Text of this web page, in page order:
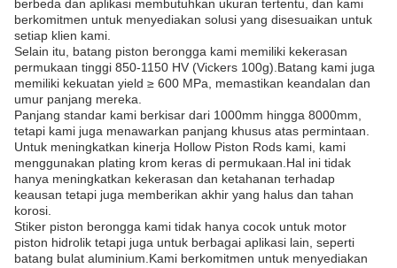
berbeda dan aplikasi membutuhkan ukuran tertentu, dan kami
berkomitmen untuk menyediakan solusi yang disesuaikan untuk
setiap klien kami.
Selain itu, batang piston berongga kami memiliki kekerasan
permukaan tinggi 850-1150 HV (Vickers 100g).Batang kami juga
memiliki kekuatan yield ≥ 600 MPa, memastikan keandalan dan
umur panjang mereka.
Panjang standar kami berkisar dari 1000mm hingga 8000mm,
tetapi kami juga menawarkan panjang khusus atas permintaan.
Untuk meningkatkan kinerja Hollow Piston Rods kami, kami
menggunakan plating krom keras di permukaan.Hal ini tidak
hanya meningkatkan kekerasan dan ketahanan terhadap
keausan tetapi juga memberikan akhir yang halus dan tahan
korosi.
Stiker piston berongga kami tidak hanya cocok untuk motor
piston hidrolik tetapi juga untuk berbagai aplikasi lain, seperti
batang bulat aluminium.Kami berkomitmen untuk menyediakan